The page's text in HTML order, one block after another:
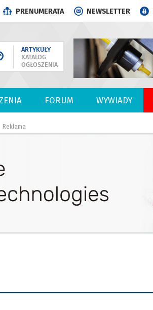
PRENUMERATA NEWSLETTER
ARTYKUŁY
KATALOG
OGŁOSZENIA
FORUM WYWIADY
Reklama